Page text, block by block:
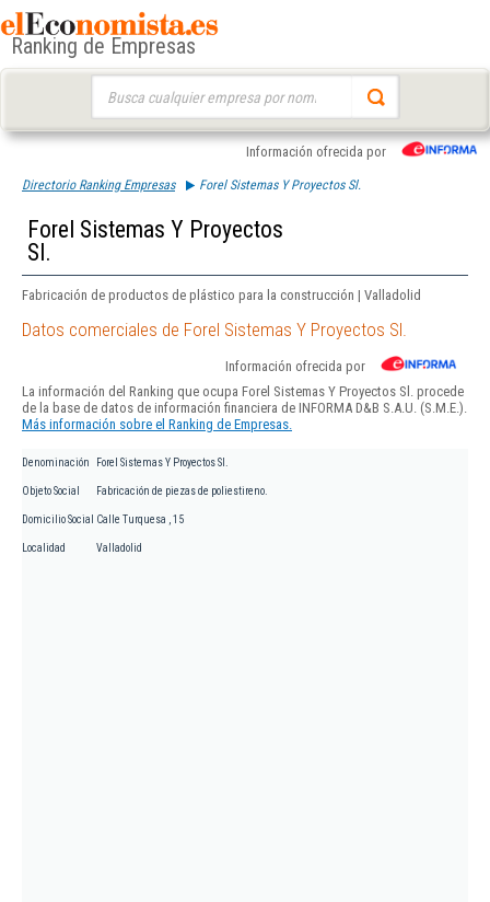
Ranking de Empresas
Información ofrecida por
Directorio Ranking Empresas Forel Sistemas Y Proyectos Sl.
Forel Sistemas Y Proyectos
Sl.
Fabricación de productos de plástico para la construcción | Valladolid
Datos comerciales de Forel Sistemas Y Proyectos Sl.
Información ofrecida por
La información del Ranking que ocupa Forel Sistemas Y Proyectos Sl. procede
de la base de datos de información financiera de INFORMA D&B S.A.U. (S.M.E.).
Más información sobre el Ranking de Empresas.
Denominación Forel Sistemas Y Proyectos Sl.
Objeto Social Fabricación de piezas de poliestireno.
Domicilio Social Calle Turquesa , 15
Localidad Valladolid